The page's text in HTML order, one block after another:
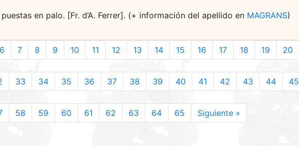
en palo. [Fr. d’A. Ferrer]. (+ información del apellido en MAGRANS)
6 7 8 9 10 11 12 13 14 15 16 17 18 19 20
33 34 35 36 37 38 39 40 41 42 43 44 45
58 59 60 61 62 63 64 65 Siguiente »